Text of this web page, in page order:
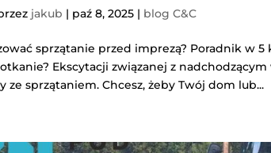
jakub | paź 8, 2025 | blog C&C
sprzątanie przed imprezą? Poradnik w
Ekscytacji związanej z
ze sprzątaniem. Chcesz, żeby Twój dom lub...